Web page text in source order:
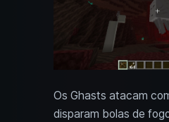
Os Ghasts atacam
disparam bolas de